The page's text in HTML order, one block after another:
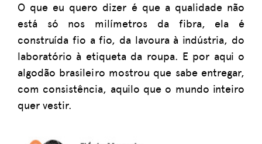
O que eu quero dizer é que a qualidade não
está só nos milímetros da fibra, ela é
construída fio a fio, da lavoura à indústria, do
laboratório à etiqueta da roupa. E por aqui o
algodão brasileiro mostrou que sabe entregar,
com consistência, aquilo que o mundo inteiro
quer vestir.